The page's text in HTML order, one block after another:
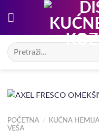
Pretraga
za:
POČETNA / KUĆNA
VEŠA